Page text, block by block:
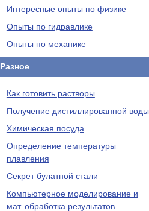
Интересные опыты по физике
Опыты по гидравлике
Опыты по механике
Разное
Как готовить растворы
Получение дистиллированной воды
Химическая посуда
Определение температуры
плавления
Секрет булатной стали
Компьютерное моделирование и
мат. обработка результатов